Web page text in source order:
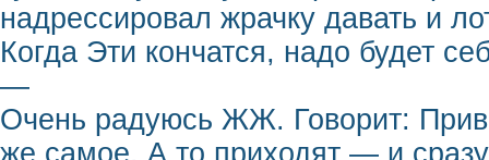
надрессировал жрачку давать и
Когда Эти кончатся, надо будет
—
Очень радуюсь ЖЖ. Говорит:
же самое. А то приходят — и